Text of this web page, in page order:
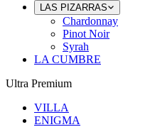
LAS PIZARRAS
Chardonnay
Pinot Noir
Syrah
LA CUMBRE
Ultra Premium
VILLA
ENIGMA